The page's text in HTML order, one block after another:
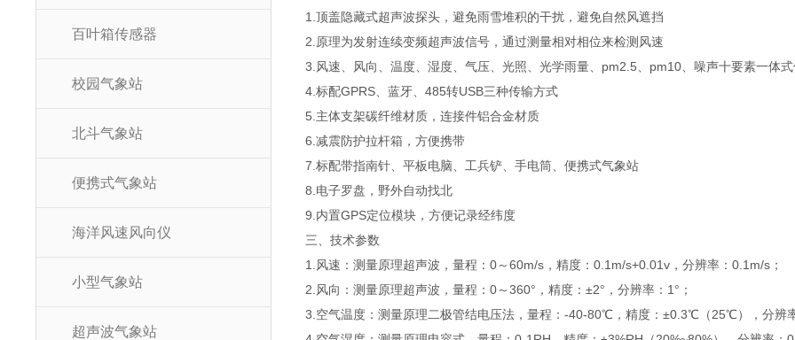
百叶箱传感器
校园气象站
北斗气象站
便携式气象站
海洋风速风向仪
小型气象站
超声波气象站
1.顶盖隐藏式超声波探头，避免雨雪堆积的干扰，避免自然风遮挡
2.原理为发射连续变频超声波信号，通过测量相对相位来检测风速
3.风速、风向、温度、湿度、气压、光照、光学雨量、pm2.5、pm10、噪声十要素一体
4.标配GPRS、蓝牙、485转USB三种传输方式
5.主体支架碳纤维材质，连接件铝合金材质
6.减震防护拉杆箱，方便携带
7.标配带指南针、平板电脑、工兵铲、手电筒、便携式气象站
8.电子罗盘，野外自动找北
9.内置GPS定位模块，方便记录经纬度
三、技术参数
1.风速：测量原理超声波，量程：0～60m/s，精度：0.1m/s+0.01v，分辨率：0.1m/s；
2.风向：测量原理超声波，量程：0～360°，精度：±2°，分辨率：1°；
3.空气温度：测量原理二极管结电压法，量程：-40-80℃，精度：±0.3℃（25℃），分辨